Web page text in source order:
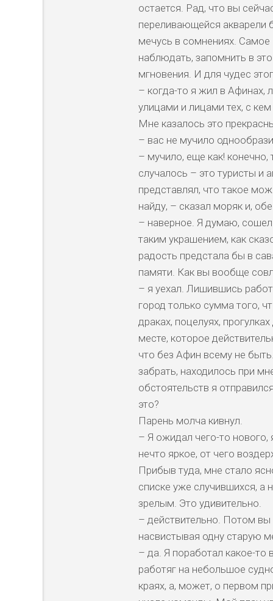
остается. Рад, что вы
переливающейся акварели
мечусь в сомнениях.
наблюдать, запомнить в
мгновения. И для чудес
– когда-то я жил в Афинах,
улицами и лицами тех, с
Мне казалось это
– вас не мучило
– мучило, еще как!
случалось – это туристы и
представлял, что такое
найду, – сказал моряк и,
– наверное. Я думаю,
таким украшением, как
радость предстала бы в
памяти. Как вы вообще
– я уехал. Лишившись
город только сумма того,
драках, поцелуях,
месте, которое
что без Афин всему не
забрать, находилось при
обстоятельств я
это?
Парень молча кивнул.
– Я ожидал чего-то
нечто яркое, от чего
Прибыв туда, мне стало
списке уже случившихся, а
зрелым. Это удивительно.
– действительно. Потом
насвистывая одну старую
– да. Я поработал какое-
работяг на небольшое
краях, а, может, о первом